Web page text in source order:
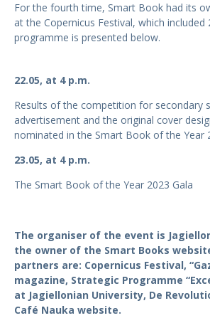
For the fourth time, Smart Book had its
at the Copernicus Festival, which included
programme is presented below.
22.05, at 4 p.m.
Results of the competition for secondary
advertisement and the original cover
nominated in the Smart Book of the Year
23.05, at 4 p.m.
The Smart Book of the Year 2023 Gala
The organiser of the event is
the owner of the Smart Books
partners are: Copernicus Festival,
magazine, Strategic Programme
at Jagiellonian University, De
Café Nauka website.